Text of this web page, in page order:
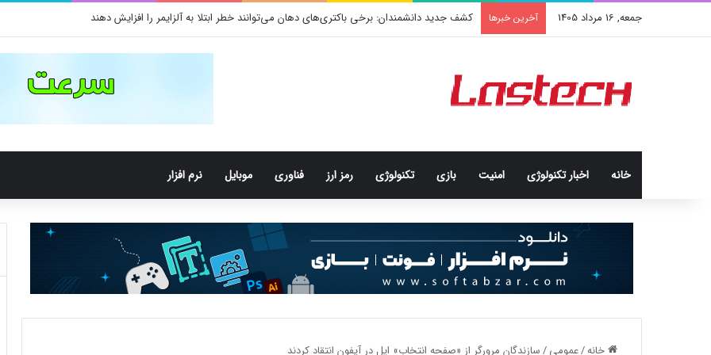
جمعه, 16 مرداد 1405 آخرین خبرها راهنمای خرید سرور اختصاصی | آموزش جامع قدم به قدم
خانه اخبار تکنولوژی امنيت بازی تکنولوژی رمز ارز فناوری موبایل نرم افزار
خانه/عمومی/سازندگان مرورگر از «صفحه انتخاب» اپل در آیفون انتقاد کردند